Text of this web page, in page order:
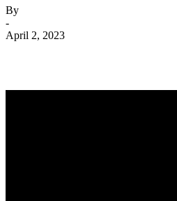
By
-
April 2, 2023